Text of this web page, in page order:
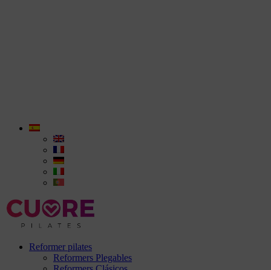
Reformer pilates
Reformers Plegables